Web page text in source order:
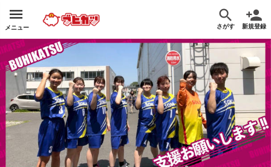
メニュー さがす 新規登録